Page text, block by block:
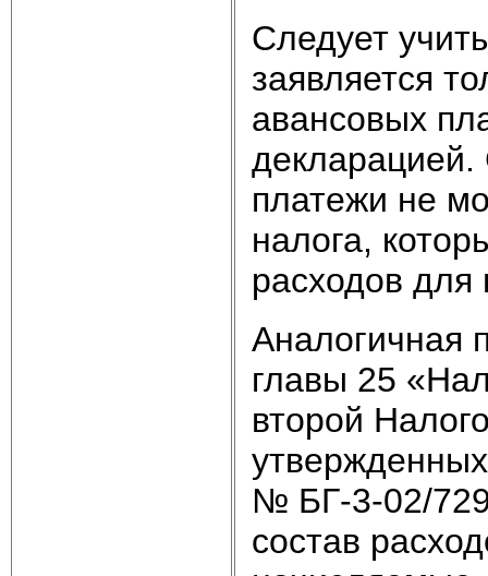
Следует
заявляется
авансовых
декларацией.
платежи не
налога,
расходов для
Аналогичная
главы 25
второй
№ БГ-3-02/
состав